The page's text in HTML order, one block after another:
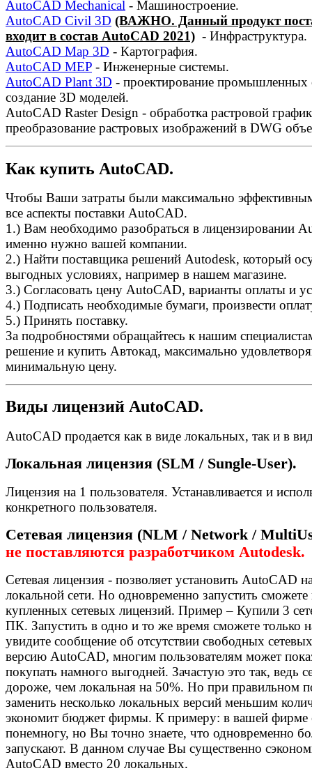
AutoCAD Mechanical - Машиностроение.
AutoCAD Civil 3D (ВАЖНО. Данный продукт
входит в состав AutoCAD 2021) - Инфраструктура.
AutoCAD Map 3D - Картография.
AutoCAD MEP - Инженерные системы.
AutoCAD Plant 3D - проектирование
создание 3D моделей.
AutoCAD Raster Design - обработка растровой
преобразование растровых изображений в DWG
Как купить AutoCAD.
Чтобы Ваши затраты были максимально
все аспекты поставки AutoCAD.
1.) Вам необходимо разобраться в лицензировании
именно нужно вашей компании.
2.) Найти поставщика решений Autodesk, который
выгодных условиях, например в нашем магазине.
3.) Согласовать цену AutoCAD, варианты оплаты и
4.) Подписать необходимые бумаги, произвести
5.) Принять поставку.
За подробностями обращайтесь к нашим
решение и купить Автокад, максимально
минимальную цену.
Виды лицензий AutoCAD.
AutoCAD продается как в виде локальных, так и в
Локальная лицензия (SLM / Sungle-User).
Лицензия на 1 пользователя. Устанавливается и
конкретного пользователя.
Сетевая лицензия (NLM / Network /
не поставляются разработчиком Autodesk.
Сетевая лицензия - позволяет установить AutoCAD
локальной сети. Но одновременно запустить
купленных сетевых лицензий. Пример – Купили 3
ПК. Запустить в одно и то же время сможете только
увидите сообщение об отсутствии свободных
версию AutoCAD, многим пользователям может
покупать намного выгодней. Зачастую это так, ведь
дороже, чем локальная на 50%. Но при правильном
заменить несколько локальных версий меньшим
экономит бюджет фирмы. К примеру: в вашей фирме
понемногу, но Вы точно знаете, что одновременно
запускают. В данном случае Вы существенно
AutoCAD вместо 20 локальных.